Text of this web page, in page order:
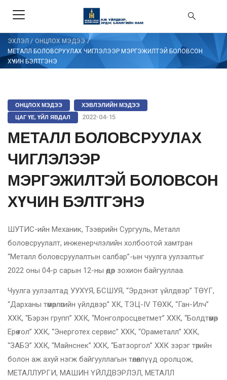
ЭХЛЭЛ / ОНЦЛОХ МЭДЭЭ/
МЕТАЛЛ БОЛОВСРУУЛАХ ЧИГЛЭЛЭЭР МЭРГЭЖИЛТЭЙ БОЛОВСОН
ХҮЧИН БЭЛТГЭНЭ
ОНЦЛОХ МЭДЭЭ
ХЭВЛЭЛИЙН МЭДЭЭ
ЦАГ ҮЕ, ҮЙЛ ЯВДАЛ
2022-04-15
МЕТАЛЛ БОЛОВСРУУЛАХ
ЧИГЛЭЛЭЭР
МЭРГЭЖИЛТЭЙ БОЛОВСОН
ХҮЧИН БЭЛТГЭНЭ
ШУТИС-ийн Механик, Тээврийн Сургууль, Металл
боловсруулалт, инженерчлэлийн холбоотой хамтран
“Металл боловсруулалтын салбар”-ын чуулга уулзалтыг
2022 оны 04-р сарын 12-ны өдөр зохион байгууллаа.
Чуулга уулзалтад УУХҮЯ, БСШУЯ, “Эрдэнэт үйлдвэр” ТӨҮГ,
“Дарханы төмөрлөгийн үйлдвэр” ХК, ТЭЦ-IV ТӨХК, “Ган-Илч”
ХХК, “Бэрэн групп” ХХК, “Монголросцветмет” ХХК, “Болдтөмөр
Ерөө гол” ХХК, “Энерготех сервис” ХХК, “Ораметалл” ХХК,
“ЗАБЭ” ХХК, “Майнснек” ХХК, “Батзоргол” ХХК зэрэг төрийн
болон аж ахуй нэгж байгууллагын төлөөллүүд оролцож,
МЕТАЛЛУРГИ, МАШИН ҮЙЛДВЭРЛЭЛ, МЕТАЛЛ